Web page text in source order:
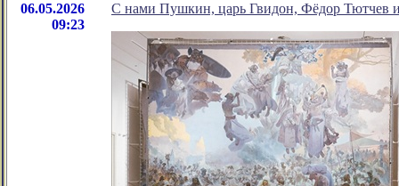
06.05.2026
09:23
С нами Пушкин, царь Гвидон, Фёдор Тютчев